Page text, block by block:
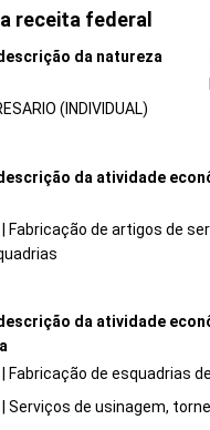
receita federal
da natureza
(INDIVIDUAL)
da atividade
Fabricação de artigos de
da atividade
Fabricação de esquadrias
Serviços de usinagem,